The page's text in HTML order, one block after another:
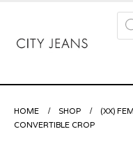
HOME SHOP (XX) FEM
CONVERTIBLE CROP